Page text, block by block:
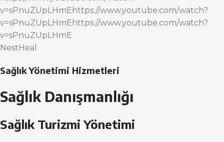
v=sPnuZUpLHmEhttps://www.youtube.com/watch?
v=sPnuZUpLHmEhttps://www.youtube.com/watch?
v=sPnuZUpLHmE
NestHeal
Sağlık Yönetimi Hizmetleri
Sağlık Danışmanlığı
Sağlık Turizmi Yönetimi